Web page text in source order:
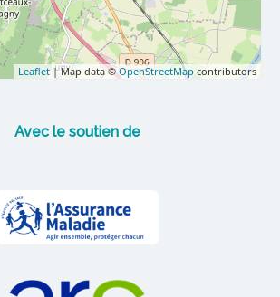
Leaflet| Map data ©OpenStreetMap contributors
Avec le soutien de